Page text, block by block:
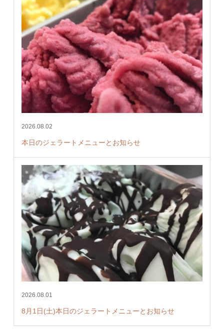
2026.08.02
本日のジェラートメニューとお知らせ
2026.08.01
8月1日(土)本日のジェラートメニューとお知らせ